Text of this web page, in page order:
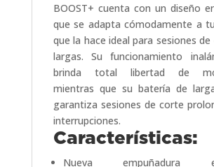
BOOST+ cuenta con un diseño
que se adapta cómodamente a
que la hace ideal para sesiones
largas. Su funcionamiento
brinda total libertad de
mientras que su batería de
garantiza sesiones de corte
interrupciones.
Características:
Nueva empuñadura